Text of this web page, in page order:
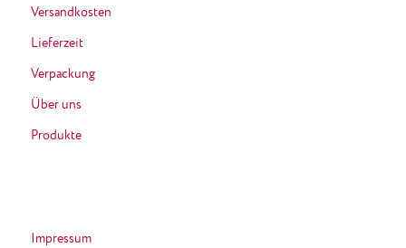
Versandkosten
Lieferzeit
Verpackung
Über uns
Produkte
Impressum